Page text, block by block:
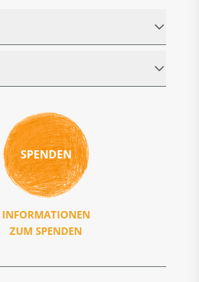
SPENDEN
INFORMATIONEN
ZUM SPENDEN